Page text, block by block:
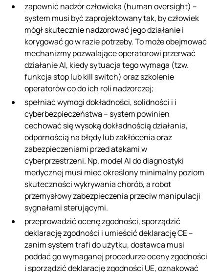
zapewnić nadzór człowieka (human oversight) –
system musi być zaprojektowany tak, by człowiek
mógł skutecznie nadzorować jego działanie i
korygować go w razie potrzeby. To może obejmować
mechanizmy pozwalające operatorowi przerwać
działanie AI, kiedy sytuacja tego wymaga (tzw.
funkcja stop lub kill switch) oraz szkolenie
operatorów co do ich roli nadzorczej;
spełniać wymogi dokładności, solidności i i
cyberbezpieczeństwa – system powinien
cechować się wysoką dokładnością działania,
odpornością na błędy lub zakłócenia oraz
zabezpieczeniami przed atakami w
cyberprzestrzeni. Np. model AI do diagnostyki
medycznej musi mieć określony minimalny poziom
skuteczności wykrywania chorób, a robot
przemysłowy zabezpieczenia przeciw manipulacji
sygnałami sterującymi.
przeprowadzić ocenę zgodności, sporządzić
deklarację zgodności i umieścić deklarację CE –
zanim system trafi do użytku, dostawca musi
poddać go wymaganej procedurze oceny zgodności
i sporządzić deklarację zgodności UE, oznakować